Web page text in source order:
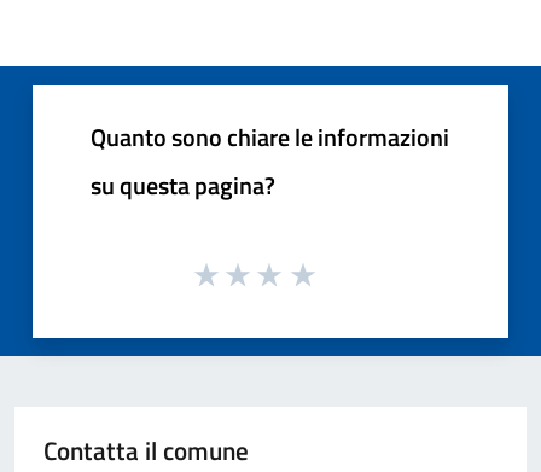
Quanto sono chiare le informazioni
su questa pagina?
Contatta il comune